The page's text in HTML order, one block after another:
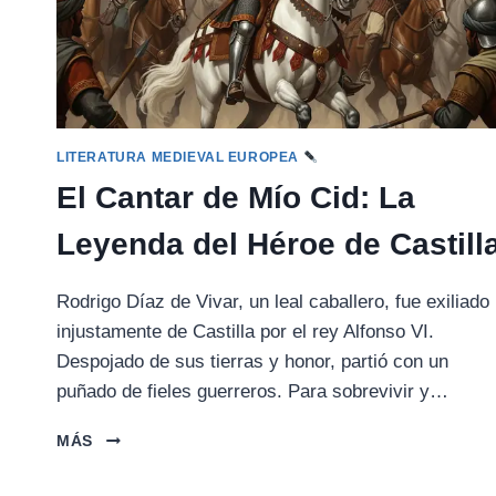
LITERATURA MEDIEVAL EUROPEA
El Cantar de Mío Cid: La
Leyenda del Héroe de
Rodrigo Díaz de Vivar, un leal caballero, fue exiliado
injustamente de Castilla por el rey Alfonso VI.
Despojado de sus tierras y honor, partió con un
puñado de fieles guerreros. Para sobrevivir y…
MÁS
EL